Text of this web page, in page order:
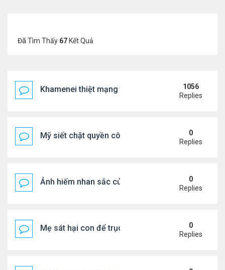
Đã Tìm Thấy 67 Kết Quả
Khamenei thiệt mạng trong cuộc tấn công phối
1056
Replies
Mỹ siết chặt quyền công dân theo nơi sinh, mở
0
Replies
Ảnh hiếm nhan sắc của Thẩm Thuý Hằng0
Replies
Mẹ sát hại con để trục lợi bảo hiểm
0
Replies